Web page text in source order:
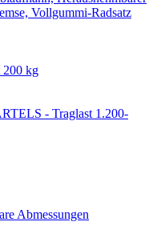
kg
- Traglast 1.200-
Abmessungen